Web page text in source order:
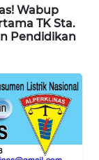
Wabup
TK Sta.
Pendidikan